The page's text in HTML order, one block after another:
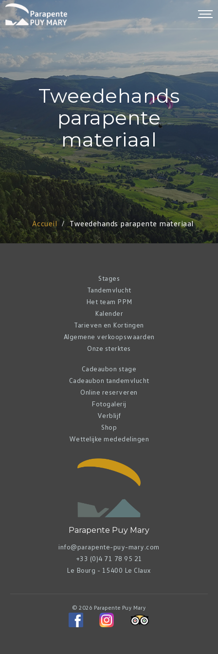
Tweedehands
parapente
materiaal
Accueil Tweedehands parapente materiaal
Stages
Tandemvlucht
Het team PPM
Kalender
Tarieven en Kortingen
Algemene verkoopswaarden
Onze sterktes
Cadeaubon stage
Cadeaubon tandemvlucht
Online reserveren
Fotogalerij
Verblijf
Shop
Wettelijke mededelingen
Parapente Puy Mary
info@parapente-puy-mary.com
+33 (0)4 71 78 95 21
Le Bourg - 15400 Le Claux
© 2026 Parapente Puy Mary